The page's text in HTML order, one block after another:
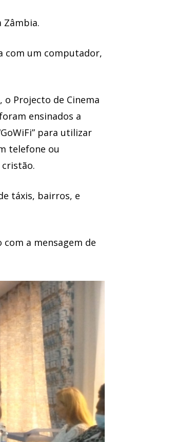
Zâmbia.
com um computador,
Projecto de Cinema
ensinados a
para utilizar
telefone ou
táxis, bairros, e
a mensagem de